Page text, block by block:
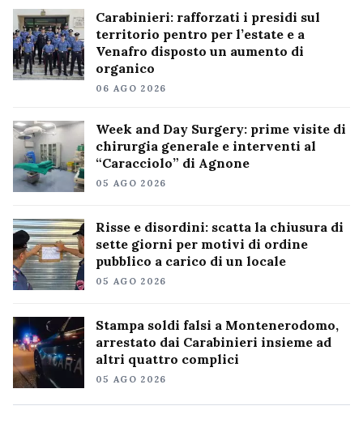
Carabinieri: rafforzati i presidi sul
territorio pentro per l’estate e a
Venafro disposto un aumento di
organico
06 AGO 2026
Week and Day Surgery: prime visite di
chirurgia generale e interventi al
“Caracciolo” di Agnone
05 AGO 2026
Risse e disordini: scatta la chiusura di
sette giorni per motivi di ordine
pubblico a carico di un locale
05 AGO 2026
Stampa soldi falsi a Montenerodomo,
arrestato dai Carabinieri insieme ad
altri quattro complici
05 AGO 2026